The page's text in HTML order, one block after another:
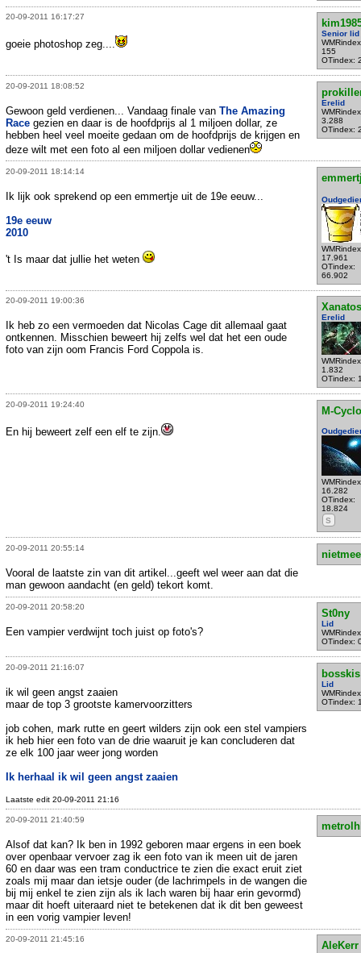
20-09-2011 16:17:27
Senior lid
155
OTindex:
goeie photoshop zeg....
20-09-2011 18:08:52
Erelid
3.288
OTindex:
Gewoon geld verdienen... Vandaag finale van The Amazing
Race gezien en daar is de hoofdprijs al 1 miljoen dollar, ze
hebben heel veel moeite gedaan om de hoofdprijs de krijgen en
deze wilt met een foto al een miljoen dollar vedienen
20-09-2011 18:14:14
17.961
OTindex:
66.902
Ik lijk ook sprekend op een emmertje uit de 19e eeuw...
19e eeuw
2010
't Is maar dat jullie het weten
20-09-2011 19:00:36
Xanatos
Erelid
1.832
OTindex:
Ik heb zo een vermoeden dat Nicolas Cage dit allemaal gaat
ontkennen. Misschien beweert hij zelfs wel dat het een oude
foto van zijn oom Francis Ford Coppola is.
20-09-2011 19:24:40
M-
16.282
OTindex:
18.824
S
En hij beweert zelf een elf te zijn.
20-09-2011 20:55:14
Vooral de laatste zin van dit artikel...geeft wel weer aan dat die
man gewoon aandacht (en geld) tekort komt.
20-09-2011 20:58:20
St0ny
Lid
OTindex:
Een vampier verdwijnt toch juist op foto's?
20-09-2011 21:16:07
bosskis
Lid
OTindex:
ik wil geen angst zaaien
maar de top 3 grootste kamervoorzitters
job cohen, mark rutte en geert wilders zijn ook een stel vampiers
ik heb hier een foto van de drie waaruit je kan concluderen dat
ze elk 100 jaar weer jong worden
Ik herhaal ik wil geen angst zaaien
Laatste edit 20-09-2011 21:16
20-09-2011 21:40:59
Alsof dat kan? Ik ben in 1992 geboren maar ergens in een boek
over openbaar vervoer zag ik een foto van ik meen uit de jaren
60 en daar was een tram conductrice te zien die exact eruit ziet
zoals mij maar dan ietsje ouder (de lachrimpels in de wangen die
bij mij enkel te zien zijn als ik lach waren bij haar erin gevormd)
maar dit hoeft uiteraard niet te betekenen dat ik dit ben geweest
in een vorig vampier leven!
20-09-2011 21:45:16
AleKerr